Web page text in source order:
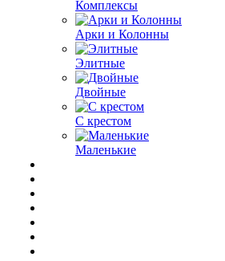
Комплексы
Арки и Колонны
Элитные
Двойные
С крестом
Маленькие